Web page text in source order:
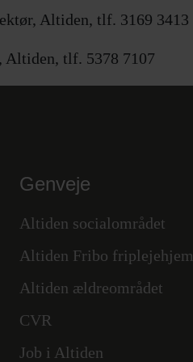
Altiden, tlf. 3169 3413
Altiden, tlf. 5378 7107
Genveje
Altiden socialområdet
Altiden Fribo friplejehjem
Altiden ældreområdet
CVR
Job i Altiden